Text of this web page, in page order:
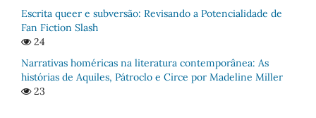
Escrita queer e subversão: Revisando a Potencialidade de
Fan Fiction Slash
24
Narrativas homéricas na literatura contemporânea: As
histórias de Aquiles, Pátroclo e Circe por Madeline Miller
23